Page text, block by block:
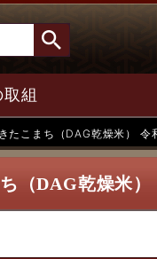
組
たこまち（DAG乾燥米） 令
（DAG乾燥米